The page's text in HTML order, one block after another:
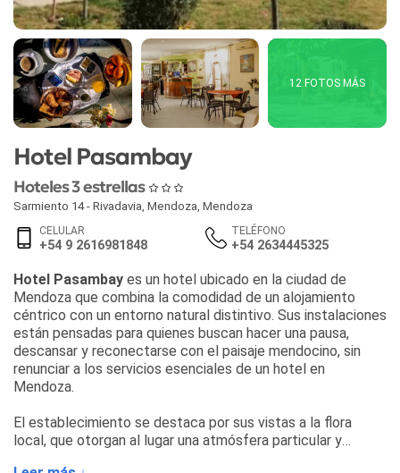
12 FOTOS MÁS
Hotel Pasambay
Hoteles 3 estrellas
Sarmiento 14 - Rivadavia Mendoza Mendoza
CELULAR
+54 9 2616981848
TELÉFONO
+54 2634445325
Hotel Pasambay es un hotel ubicado en la ciudad de
Mendoza que combina la comodidad de un alojamiento
céntrico con un entorno natural distintivo. Sus instalaciones
están pensadas para quienes buscan hacer una pausa,
descansar y reconectarse con el paisaje mendocino, sin
renunciar a los servicios esenciales de un hotel en
Mendoza.
El establecimiento se destaca por sus vistas a la flora
local, que otorgan al lugar una atmósfera particular y